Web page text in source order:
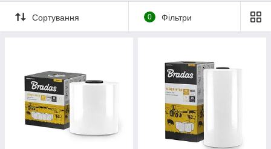
Сортування 0 Фільтри